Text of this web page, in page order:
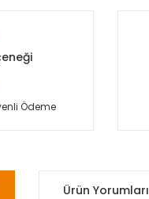
Ödeme
Ürün Yorumları